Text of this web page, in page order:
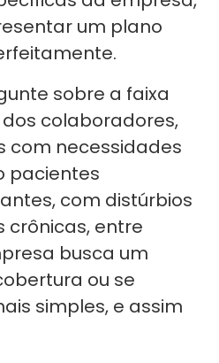
um plano
sobre a faixa
colaboradores,
com necessidades
pacientes
com distúrbios
crônicas, entre
busca um
ou se
simples, e assim